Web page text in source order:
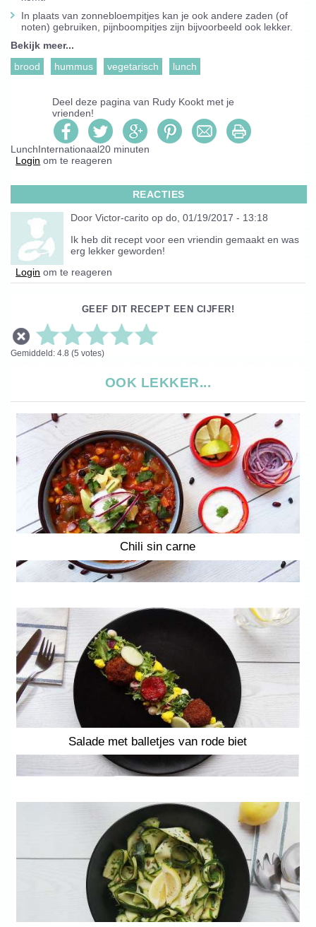
In plaats van zonnebloempitjes kan je ook andere zaden (of
noten) gebruiken, pijnboompitjes zijn bijvoorbeeld ook lekker.
Bekijk meer...
brood
hummus vegetarisch lunch
Deel deze pagina van Rudy Kookt met je
vrienden!
LunchInternationaal20 minuten
Login om te reageren
REACTIES
Door Victor-carito op do, 01/19/2017 - 13:18
Ik heb dit recept voor een vriendin gemaakt en was
erg lekker geworden!
Login om te reageren
GEEF DIT RECEPT EEN CIJFER!
Gemiddeld: 4.8 (5 votes)
OOK LEKKER...
Chili sin carne
Salade met balletjes van rode biet